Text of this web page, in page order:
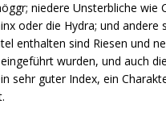
niedere Unsterbliche wie
oder die Hydra; und andere
enthalten sind Riesen und
wurden, und auch
sehr guter Index, ein